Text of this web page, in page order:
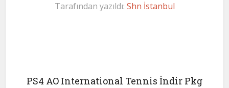
Tarafından yazıldı: Shn İstanbul
PS4 AO International Tennis İndir Pkg